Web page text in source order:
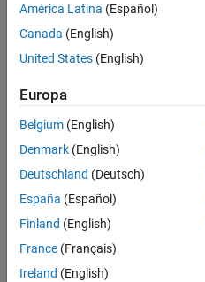
América Latina (Español)
Canada (English)
United States (English)
Europa
Belgium (English)
Denmark (English)
Deutschland (Deutsch)
España (Español)
Finland (English)
France (Français)
Ireland (English)
Centro de confianza
Marcas
Política de privacidad
Información de contacto
© 1994-2026 The MathWorks,